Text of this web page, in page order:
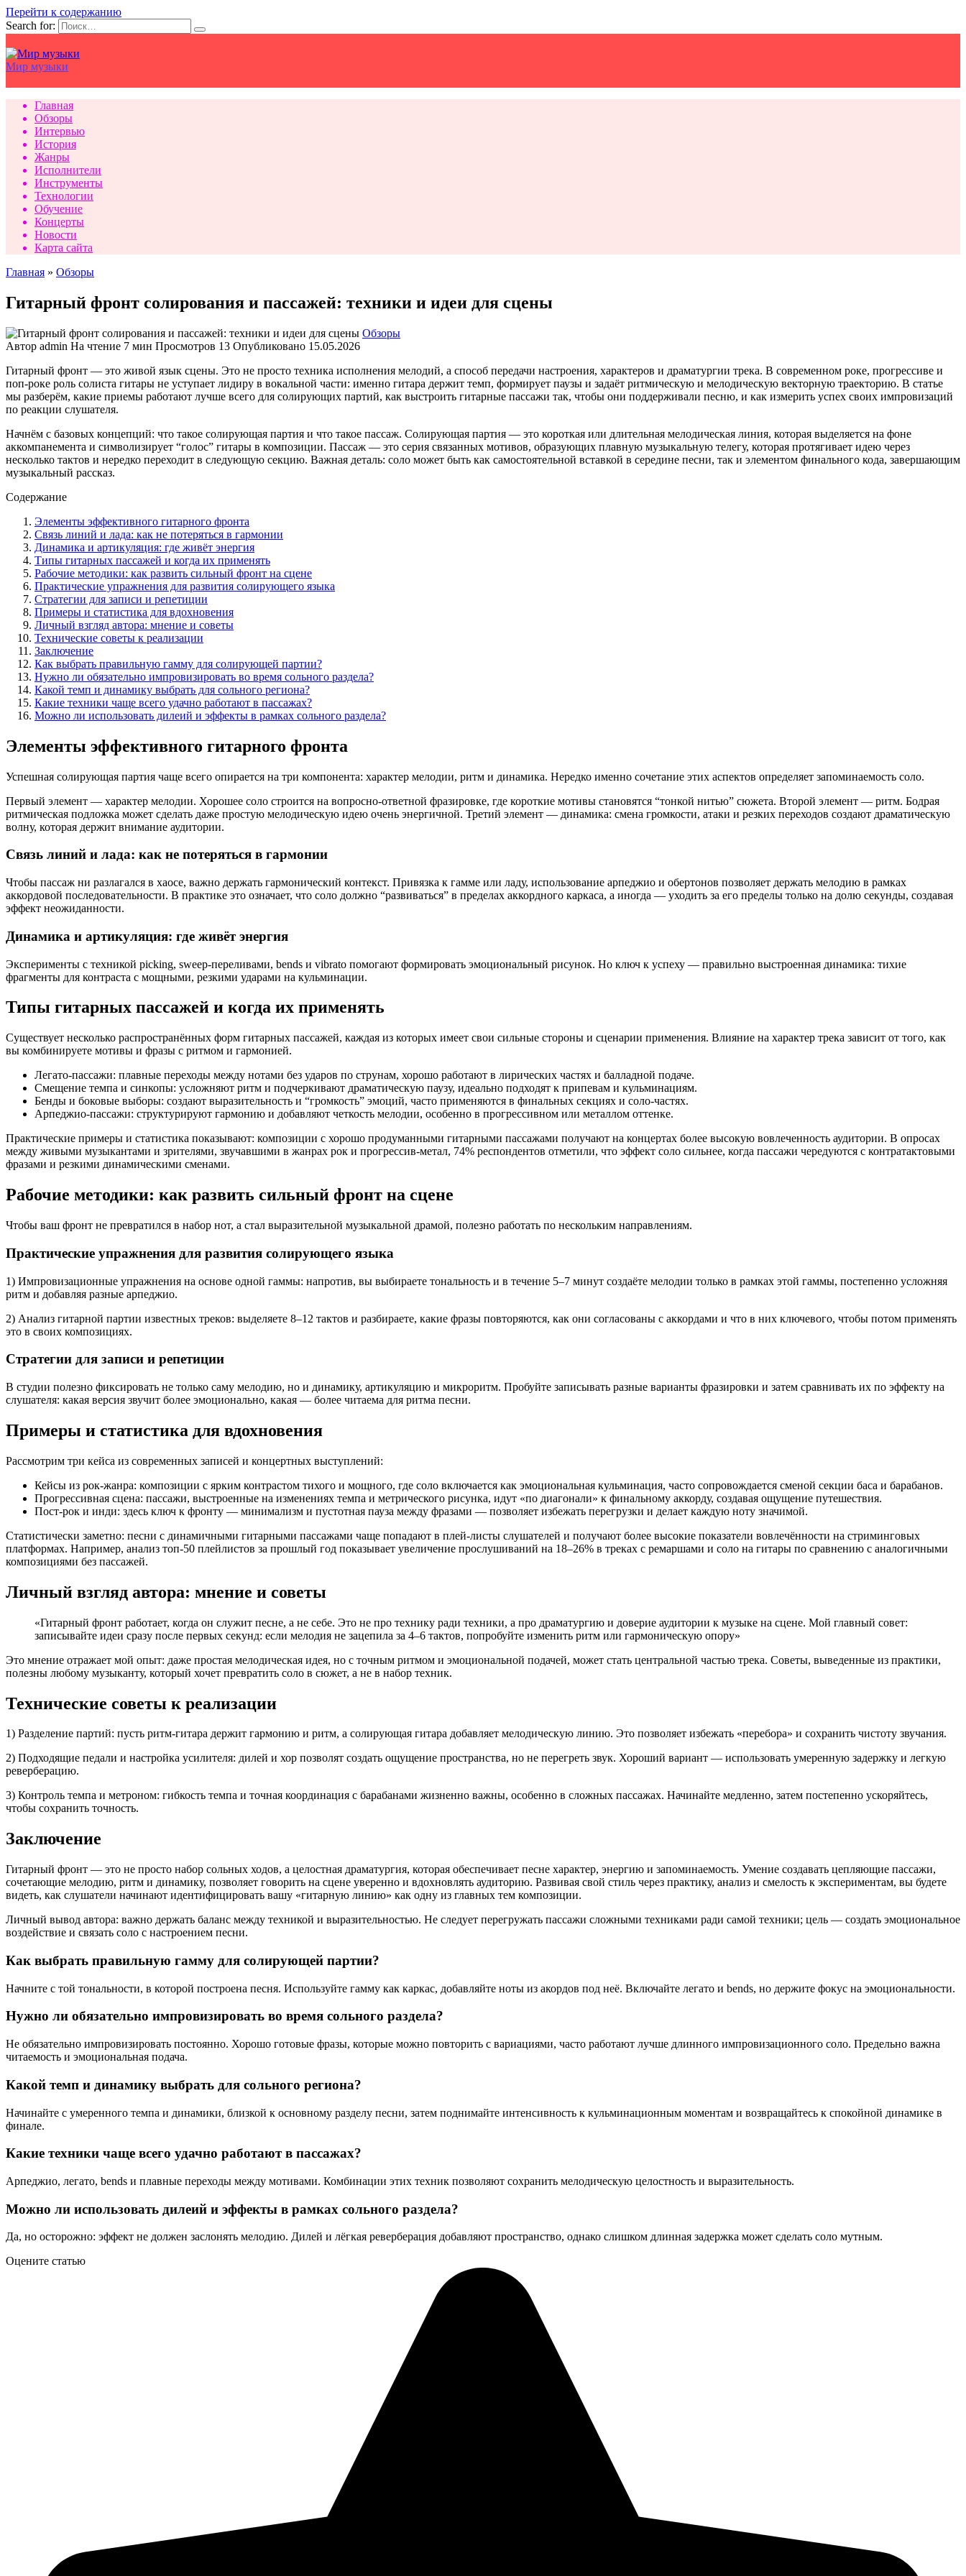
Перейти к содержанию
Search for:
Мир музыки
Главная
Обзоры
Интервью
История
Жанры
Исполнители
Инструменты
Технологии
Обучение
Концерты
Новости
Карта сайта
Главная » Обзоры
Гитарный фронт солирования и пассажей: техники и идеи для сцены
Обзоры
Автор admin На чтение 7 мин Просмотров 13 Опубликовано 15.05.2026
Гитарный фронт — это живой язык сцены. Это не просто техника исполнения мелодий, а способ передачи настроения, характеров и драматургии трека. В современном роке, прогрессиве и
поп-роке роль солиста гитары не уступает лидиру в вокальной части: именно гитара держит темп, формирует паузы и задаёт ритмическую и мелодическую векторную траекторию. В статье
мы разберём, какие приемы работают лучше всего для солирующих партий, как выстроить гитарные пассажи так, чтобы они поддерживали песню, и как измерить успех своих импровизаций
по реакции слушателя.
Начнём с базовых концепций: что такое солирующая партия и что такое пассаж. Солирующая партия — это короткая или длительная мелодическая линия, которая выделяется на фоне
аккомпанемента и символизирует “голос” гитары в композиции. Пассаж — это серия связанных мотивов, образующих плавную музыкальную телегу, которая протягивает идею через
несколько тактов и нередко переходит в следующую секцию. Важная деталь: соло может быть как самостоятельной вставкой в середине песни, так и элементом финального кода, завершающим
музыкальный рассказ.
Содержание
Элементы эффективного гитарного фронта
Связь линий и лада: как не потеряться в гармонии
Динамика и артикуляция: где живёт энергия
Типы гитарных пассажей и когда их применять
Рабочие методики: как развить сильный фронт на сцене
Практические упражнения для развития солирующего языка
Стратегии для записи и репетиции
Примеры и статистика для вдохновения
Личный взгляд автора: мнение и советы
Технические советы к реализации
Заключение
Как выбрать правильную гамму для солирующей партии?
Нужно ли обязательно импровизировать во время сольного раздела?
Какой темп и динамику выбрать для сольного региона?
Какие техники чаще всего удачно работают в пассажах?
Можно ли использовать дилеий и эффекты в рамках сольного раздела?
Элементы эффективного гитарного фронта
Успешная солирующая партия чаще всего опирается на три компонента: характер мелодии, ритм и динамика. Нередко именно сочетание этих аспектов определяет запоминаемость соло.
Первый элемент — характер мелодии. Хорошее соло строится на вопросно-ответной фразировке, где короткие мотивы становятся “тонкой нитью” сюжета. Второй элемент — ритм. Бодрая
ритмическая подложка может сделать даже простую мелодическую идею очень энергичной. Третий элемент — динамика: смена громкости, атаки и резких переходов создают драматическую
волну, которая держит внимание аудитории.
Связь линий и лада: как не потеряться в гармонии
Чтобы пассаж ни разлагался в хаосе, важно держать гармонический контекст. Привязка к гамме или ладу, использование арпеджио и обертонов позволяет держать мелодию в рамках
аккордовой последовательности. В практике это означает, что соло должно “развиваться” в пределах аккордного каркаса, а иногда — уходить за его пределы только на долю секунды, создавая
эффект неожиданности.
Динамика и артикуляция: где живёт энергия
Эксперименты с техникой picking, sweep-переливами, bends и vibrato помогают формировать эмоциональный рисунок. Но ключ к успеху — правильно выстроенная динамика: тихие
фрагменты для контраста с мощными, резкими ударами на кульминации.
Типы гитарных пассажей и когда их применять
Существует несколько распространённых форм гитарных пассажей, каждая из которых имеет свои сильные стороны и сценарии применения. Влияние на характер трека зависит от того, как
вы комбинируете мотивы и фразы с ритмом и гармонией.
Легато-пассажи: плавные переходы между нотами без ударов по струнам, хорошо работают в лирических частях и балладной подаче.
Смещение темпа и синкопы: усложняют ритм и подчеркивают драматическую паузу, идеально подходят к припевам и кульминациям.
Бенды и боковые выборы: создают выразительность и “громкость” эмоций, часто применяются в финальных секциях и соло-частях.
Арпеджио-пассажи: структурируют гармонию и добавляют четкость мелодии, особенно в прогрессивном или металлом оттенке.
Практические примеры и статистика показывают: композиции с хорошо продуманными гитарными пассажами получают на концертах более высокую вовлеченность аудитории. В опросах
между живыми музыкантами и зрителями, звучавшими в жанрах рок и прогрессив-метал, 74% респондентов отметили, что эффект соло сильнее, когда пассажи чередуются с контратактовыми
фразами и резкими динамическими сменами.
Рабочие методики: как развить сильный фронт на сцене
Чтобы ваш фронт не превратился в набор нот, а стал выразительной музыкальной драмой, полезно работать по нескольким направлениям.
Практические упражнения для развития солирующего языка
1) Импровизационные упражнения на основе одной гаммы: напротив, вы выбираете тональность и в течение 5–7 минут создаёте мелодии только в рамках этой гаммы, постепенно усложняя
ритм и добавляя разные арпеджио.
2) Анализ гитарной партии известных треков: выделяете 8–12 тактов и разбираете, какие фразы повторяются, как они согласованы с аккордами и что в них ключевого, чтобы потом применять
это в своих композициях.
Стратегии для записи и репетиции
В студии полезно фиксировать не только саму мелодию, но и динамику, артикуляцию и микроритм. Пробуйте записывать разные варианты фразировки и затем сравнивать их по эффекту на
слушателя: какая версия звучит более эмоционально, какая — более читаема для ритма песни.
Примеры и статистика для вдохновения
Рассмотрим три кейса из современных записей и концертных выступлений:
Кейсы из рок-жанра: композиции с ярким контрастом тихого и мощного, где соло включается как эмоциональная кульминация, часто сопровождается сменой секции баса и барабанов.
Прогрессивная сцена: пассажи, выстроенные на изменениях темпа и метрического рисунка, идут «по диагонали» к финальному аккорду, создавая ощущение путешествия.
Пост-рок и инди: здесь ключ к фронту — минимализм и пустотная пауза между фразами — позволяет избежать перегрузки и делает каждую ноту значимой.
Статистически заметно: песни с динамичными гитарными пассажами чаще попадают в плей-листы слушателей и получают более высокие показатели вовлечённости на стриминговых
платформах. Например, анализ топ-50 плейлистов за прошлый год показывает увеличение прослушиваний на 18–26% в треках с ремаршами и соло на гитары по сравнению с аналогичными
композициями без пассажей.
Личный взгляд автора: мнение и советы
«Гитарный фронт работает, когда он служит песне, а не себе. Это не про технику ради техники, а про драматургию и доверие аудитории к музыке на сцене. Мой главный совет:
записывайте идеи сразу после первых секунд: если мелодия не зацепила за 4–6 тактов, попробуйте изменить ритм или гармоническую опору»
Это мнение отражает мой опыт: даже простая мелодическая идея, но с точным ритмом и эмоциональной подачей, может стать центральной частью трека. Советы, выведенные из практики,
полезны любому музыканту, который хочет превратить соло в сюжет, а не в набор техник.
Технические советы к реализации
1) Разделение партий: пусть ритм-гитара держит гармонию и ритм, а солирующая гитара добавляет мелодическую линию. Это позволяет избежать «перебора» и сохранить чистоту звучания.
2) Подходящие педали и настройка усилителя: дилей и хор позволят создать ощущение пространства, но не перегреть звук. Хороший вариант — использовать умеренную задержку и легкую
реверберацию.
3) Контроль темпа и метроном: гибкость темпа и точная координация с барабанами жизненно важны, особенно в сложных пассажах. Начинайте медленно, затем постепенно ускоряйтесь,
чтобы сохранить точность.
Заключение
Гитарный фронт — это не просто набор сольных ходов, а целостная драматургия, которая обеспечивает песне характер, энергию и запоминаемость. Умение создавать цепляющие пассажи,
сочетающие мелодию, ритм и динамику, позволяет говорить на сцене уверенно и вдохновлять аудиторию. Развивая свой стиль через практику, анализ и смелость к экспериментам, вы будете
видеть, как слушатели начинают идентифицировать вашу «гитарную линию» как одну из главных тем композиции.
Личный вывод автора: важно держать баланс между техникой и выразительностью. Не следует перегружать пассажи сложными техниками ради самой техники; цель — создать эмоциональное
воздействие и связать соло с настроением песни.
Как выбрать правильную гамму для солирующей партии?
Начните с той тональности, в которой построена песня. Используйте гамму как каркас, добавляйте ноты из акордов под неё. Включайте легато и bends, но держите фокус на эмоциональности.
Нужно ли обязательно импровизировать во время сольного раздела?
Не обязательно импровизировать постоянно. Хорошо готовые фразы, которые можно повторить с вариациями, часто работают лучше длинного импровизационного соло. Предельно важна
читаемость и эмоциональная подача.
Какой темп и динамику выбрать для сольного региона?
Начинайте с умеренного темпа и динамики, близкой к основному разделу песни, затем поднимайте интенсивность к кульминационным моментам и возвращайтесь к спокойной динамике в
финале.
Какие техники чаще всего удачно работают в пассажах?
Арпеджио, легато, bends и плавные переходы между мотивами. Комбинации этих техник позволяют сохранить мелодическую целостность и выразительность.
Можно ли использовать дилеий и эффекты в рамках сольного раздела?
Да, но осторожно: эффект не должен заслонять мелодию. Дилей и лёгкая реверберация добавляют пространство, однако слишком длинная задержка может сделать соло мутным.
Оцените статью